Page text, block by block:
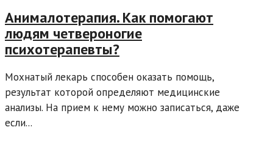
Анималотерапия. Как помогают
людям четвероногие
психотерапевты?
Мохнатый лекарь способен оказать помощь,
результат которой определяют медицинские
анализы. На прием к нему можно записаться, даже
если...